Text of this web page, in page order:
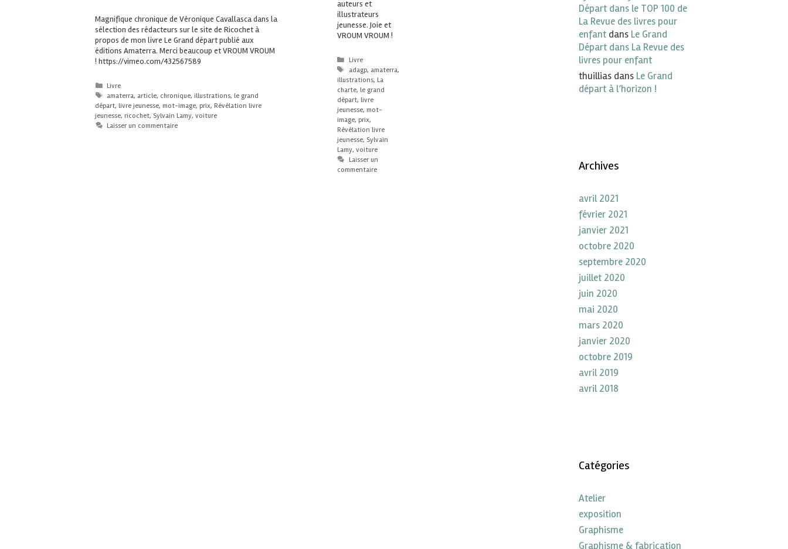
Magnifique chronique de Véronique Cavallasca dans la
sélection des rédacteurs sur le site de Ricochet à
propos de mon livre Le Grand départ publié aux
éditions Amaterra. Merci beaucoup et VROUM VROUM
! https://vimeo.com/432567589
Livre
amaterra, article, chronique,illustrations,le grand
départ, livre jeunesse, mot-image, prix, Révélation livre
jeunesse, ricochet, Sylvain Lamy, voiture
Laisser un commentaire
auteurs et
illustrateurs
jeunesse. Joie et
VROUM VROUM !
Livre
adagp, amaterra,
illustrations, La
charte, le grand
départ, livre
jeunesse, mot-
image, prix,
Révélation livre
jeunesse, Sylvain
Lamy, voiture
Laisser un
commentaire
Départ dans le TOP 100 de
La Revue des livres pour
enfant dans Le Grand
Départ dans La Revue des
livres pour enfant
thuillias dans Le Grand
départ à l’horizon !
Archives
avril 2021
février 2021
janvier 2021
octobre 2020
septembre 2020
juillet 2020
juin 2020
mai 2020
mars 2020
janvier 2020
octobre 2019
avril 2019
avril 2018
Catégories
Atelier
exposition
Graphisme
Graphisme & fabrication